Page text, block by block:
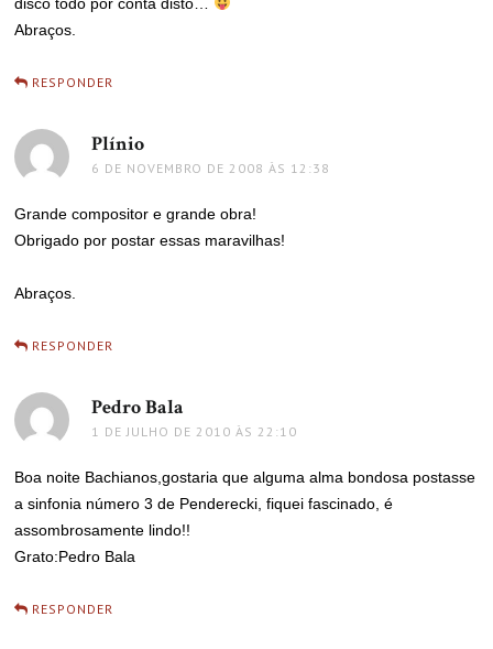
Abraços.
RESPONDER
Plínio
6 DE NOVEMBRO DE 2008 ÀS 12:38
Grande compositor e grande obra!
Obrigado por postar essas maravilhas!
Abraços.
RESPONDER
Pedro Bala
1 DE JULHO DE 2010 ÀS 22:10
Boa noite Bachianos,gostaria que alguma alma bondosa postasse
a sinfonia número 3 de Penderecki, fiquei fascinado, é
assombrosamente lindo!!
Grato:Pedro Bala
RESPONDER